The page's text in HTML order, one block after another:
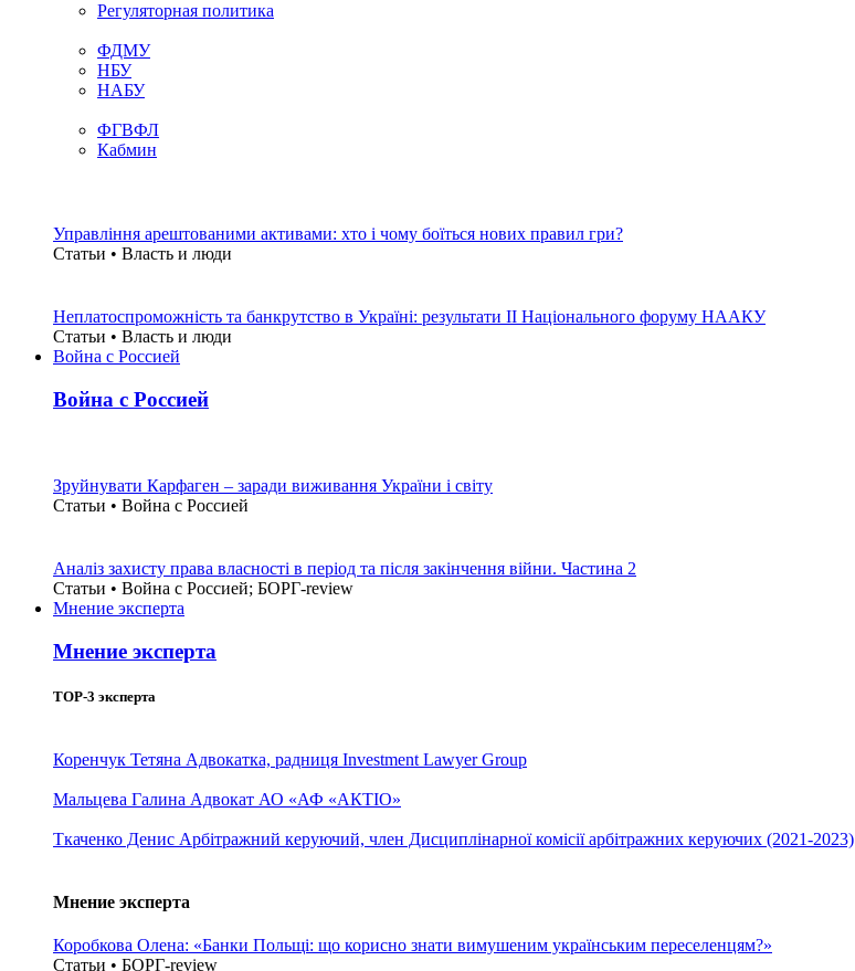
Регуляторная политика
ФДМУ
НБУ
НАБУ
ФГВФЛ
Кабмин
Управління арештованими активами: хто і чому боїться нових правил гри?
Статьи • Власть и люди
Неплатоспроможність та банкрутство в Україні: результати ІІ Національного форуму НААКУ
Статьи • Власть и люди
Война с Россией
Война с Россией
Зруйнувати Карфаген – заради виживання України і світу
Статьи • Война с Россией
Аналіз захисту права власності в період та після закінчення війни. Частина 2
Статьи • Война с Россией; БОРГ-review
Мнение эксперта
Мнение эксперта
TOP-3 эксперта
Коренчук Тетяна Адвокатка, радниця Investment Lawyer Group
Мальцева Галина Адвокат АО «АФ «АКТІО»
Ткаченко Денис Арбітражний керуючий, член Дисциплінарної комісії арбітражних керуючих (2021-2023)
Мнение эксперта
Коробкова Олена: «Банки Польщі: що корисно знати вимушеним українським переселенцям?»
Статьи • БОРГ-review